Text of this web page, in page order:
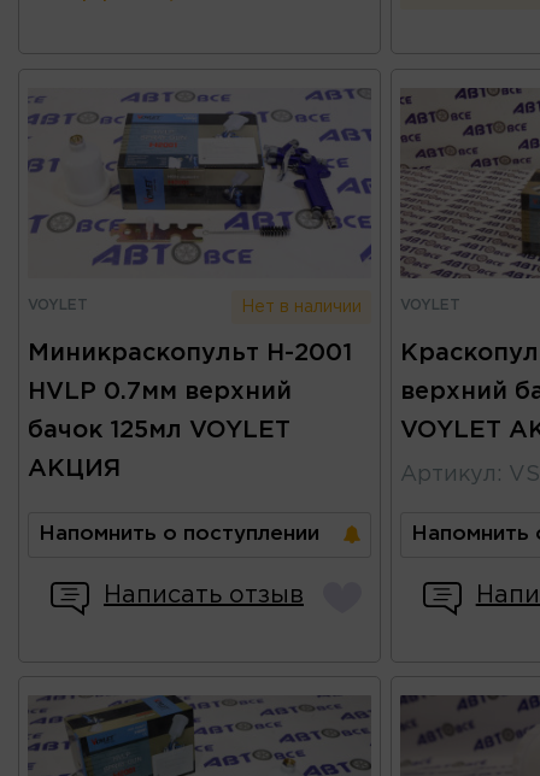
VOYLET Нет в наличии
Миникраскопульт H-2001
HVLP 0.7мм верхний
бачок 125мл VOYLET
АКЦИЯ
Напомнить о поступлении
Написать отзыв
VOYLET
верхний
VOYLET
Артикул :
Напомнить